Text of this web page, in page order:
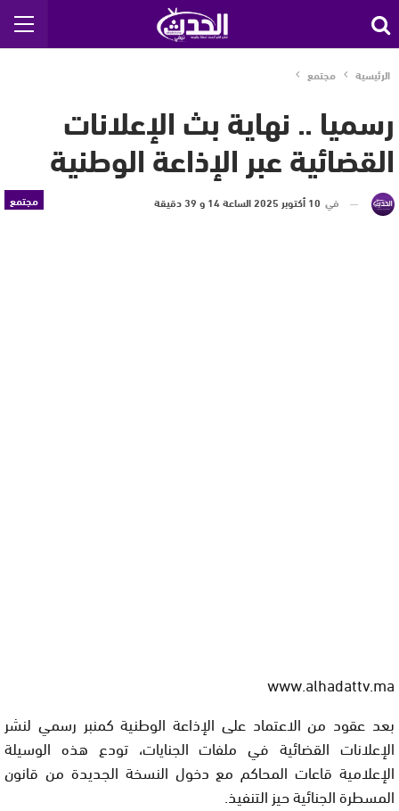
الرئيسية مجتمع
رسميا .. نهاية بث الإعلانات
القضائية عبر الإذاعة الوطنية
مجتمع في 10 أكتوبر 2025 الساعة 14 و 39 دقيقة
www.alhadattv.ma
بعد عقود من الاعتماد على الإذاعة الوطنية كمنبر رسمي لنشر
الإعلانات القضائية في ملفات الجنايات، تودع هذه الوسيلة
الإعلامية قاعات المحاكم مع دخول النسخة الجديدة من قانون
المسطرة الجنائية حيز التنفيذ.